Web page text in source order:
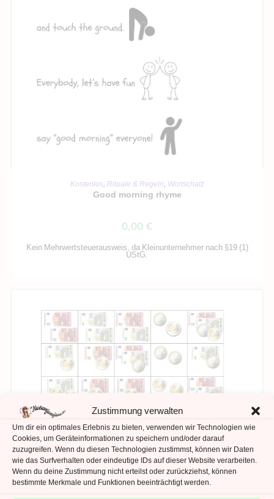
Zustimmung verwalten
Um dir ein optimales Erlebnis zu bieten, verwenden wir Technologien wie
Cookies, um Geräteinformationen zu speichern und/oder darauf
zuzugreifen. Wenn du diesen Technologien zustimmst, können wir Daten
wie das Surfverhalten oder eindeutige IDs auf dieser Website verarbeiten.
Wenn du deine Zustimmung nicht erteilst oder zurückziehst, können
bestimmte Merkmale und Funktionen beeinträchtigt werden.
IN DEN WARENKORB
Kostenlos, Rituale & Regeln, Wortschatz
Good morning rhyme
0,00 €
Kein Mehrwertsteuerausweis, da Kleinunternehmer nach §19 (1)
UStG.
IN DEN WARENKORB
Geld & Währungen
Rechnen mit Geld – Klettbild Zahlebraum 20